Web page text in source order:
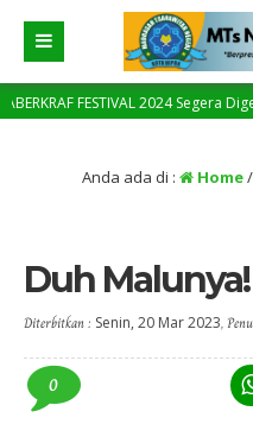
FESTIVAL 2024 Segera
Anda ada di : Home/
Duh Malunya!
Diterbitkan : Senin, 20 Mar 2023,
0